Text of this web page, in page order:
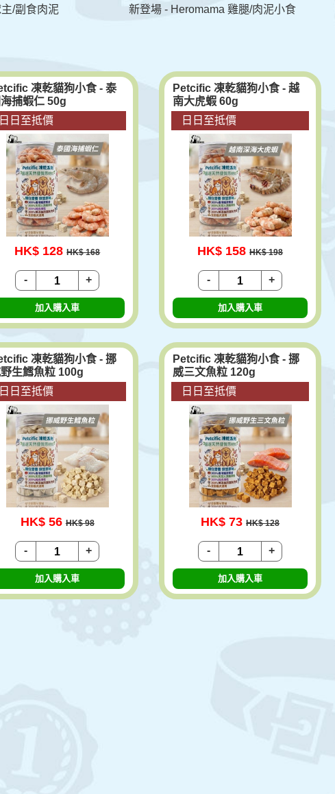
/副食肉泥 新登場 - Heromama 雞腿/肉泥小食
凍乾貓狗小食 - 泰
海捕蝦仁 50g
日日至抵價
HK$ 128 HK$ 168
+
-
加入購入車
Petcific 凍乾貓狗小食 - 越
南大虎蝦 60g
日日至抵價
HK$ 158 HK$ 198
+
-
加入購入車
凍乾貓狗小食 - 挪
生鱈魚粒 100g
日日至抵價
HK$ 56 HK$ 98
+
-
加入購入車
Petcific 凍乾貓狗小食 - 挪
威三文魚粒 120g
日日至抵價
HK$ 73 HK$ 128
+
-
加入購入車